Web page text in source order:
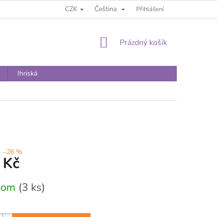
CZK Čeština Přihlášení
NÁKUPNÍ
Prázdný košík
Ihriská
–26 %
(3 ks)